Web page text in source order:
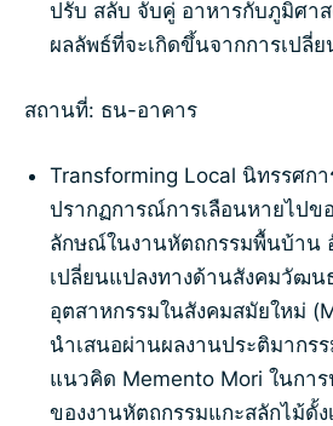
ปรับ สลับ จับคู่ อาหารกับภูมิศา
ผลลัพธ์ที่จะเกิดขึ้นจากการเปลี่
สถานที่: ธน-อาคาร
Transforming Local นิทรรศก
ปรากฏการณ์การเลือนหายไปข
ลักษณ์ในงานหัตถกรรมพื้นบ้าน
เปลี่ยนแปลงทางด้านสังคมวัฒ
อุตสาหกรรมในสังคมสมัยใหม่
นำเสนอผ่านผลงานประติมากร
แนวคิด Memento Mori ในกา
ของงานหัตถกรรมแกะสลักไม้ดั้ง